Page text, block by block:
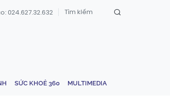
024.627.32.632
SỨC KHOẺ 360 MULTIMEDIA